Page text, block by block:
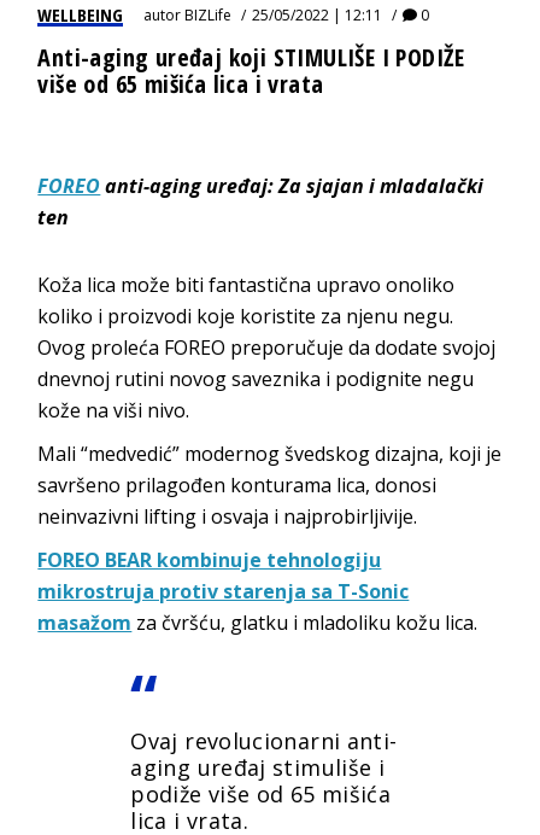
WELLBEING autorBIZLife 25/05/2022 | 12:11 0
Anti-aging uređaj koji STIMULIŠE I PODIŽE
više od 65 mišića lica i vrata
FOREOanti-aging uređaj: Za sjajan i mladalački
ten
Koža lica može biti fantastična upravo onoliko
koliko i proizvodi koje koristite za njenu negu.
Ovog proleća FOREO preporučuje da dodate svojoj
dnevnoj rutini novog saveznika i podignite negu
kože na viši nivo.
Mali “medvedić” modernog švedskog dizajna, koji je
savršeno prilagođen konturama lica, donosi
neinvazivni lifting i osvaja i najprobirljivije.
FOREO BEAR kombinuje tehnologiju
mikrostruja protiv starenja sa T-Sonic
masažom za čvršću, glatku i mladoliku kožu lica.
Ovaj revolucionarni anti-
aging uređaj stimuliše i
podiže više od 65 mišića
lica i vrata.